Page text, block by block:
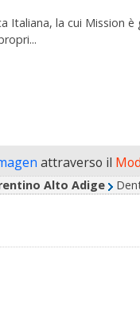
la cui Mission è
attraverso il
Alto Adige